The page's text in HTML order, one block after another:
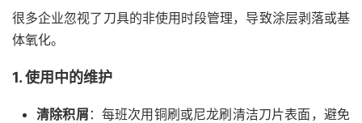
很多企业忽视了刀具的非使用时段管理，导致涂层剥落或基
体氧化。
1. 使用中的维护
清除积屑 ：每班次用铜刷或尼龙刷清洁刀片表面，避免